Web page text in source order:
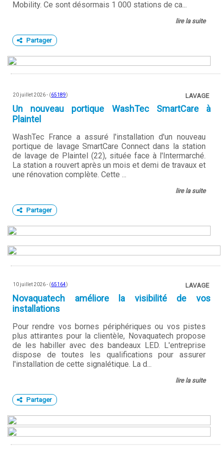
Mobility. Ce sont désormais 1 000 stations de ca...
lire la suite
Partager
20 juillet 2026 - (65189) LAVAGE
Un nouveau portique WashTec SmartCare à
Plaintel
WashTec France a assuré l'installation d'un nouveau
portique de lavage SmartCare Connect dans la station
de lavage de Plaintel (22), située face à l'Intermarché.
La station a rouvert après un mois et demi de travaux et
une rénovation complète. Cette ...
lire la suite
Partager
10 juillet 2026 - (65164) LAVAGE
Novaquatech améliore la visibilité de vos
installations
Pour rendre vos bornes périphériques ou vos pistes
plus attirantes pour la clientèle, Novaquatech propose
de les habiller avec des bandeaux LED. L'entreprise
dispose de toutes les qualifications pour assurer
l'installation de cette signalétique. La d...
lire la suite
Partager